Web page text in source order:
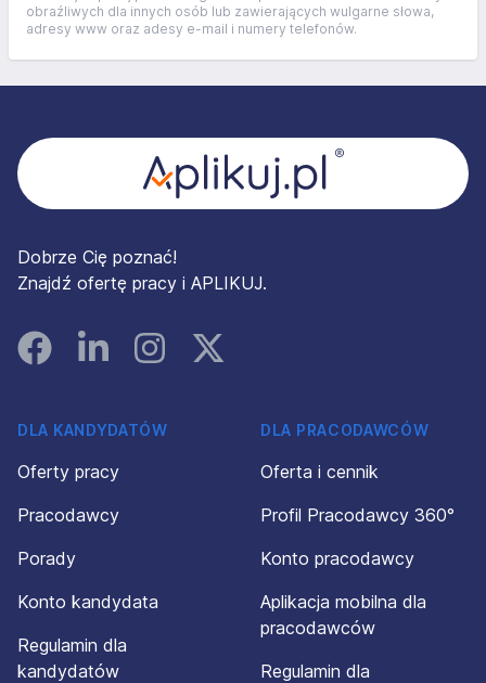
obraźliwych dla innych osób lub zawierających wulgarne słowa,
adresy www oraz adesy e-mail i numery telefonów.
Dobrze Cię poznać!
Znajdź ofertę pracy i APLIKUJ.
FacebookLinked InInstagramInstagram
DLA KANDYDATÓW
Oferty pracy
Pracodawcy
Porady
Konto kandydata
Regulamin dla
kandydatów
DLA PRACODAWCÓW
Oferta i cennik
Profil Pracodawcy 360°
Konto pracodawcy
Aplikacja mobilna dla
pracodawców
Regulamin dla